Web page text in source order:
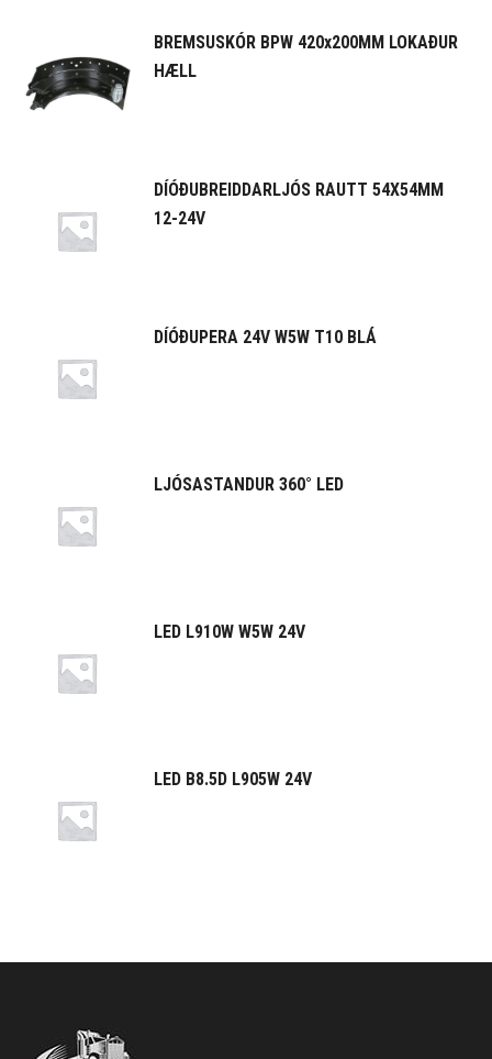
BREMSUSKÓR BPW 420x200MM LOKAÐUR
HÆLL
DÍÓÐUBREIDDARLJÓS RAUTT 54X54MM
12-24V
DÍÓÐUPERA 24V W5W T10 BLÁ
LJÓSASTANDUR 360° LED
LED L910W W5W 24V
LED B8.5D L905W 24V